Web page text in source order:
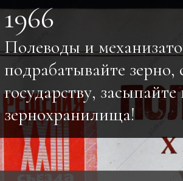
1966
Полеводы и
подрабатывайте зерно,
государству, засыпайте
зернохранилища!